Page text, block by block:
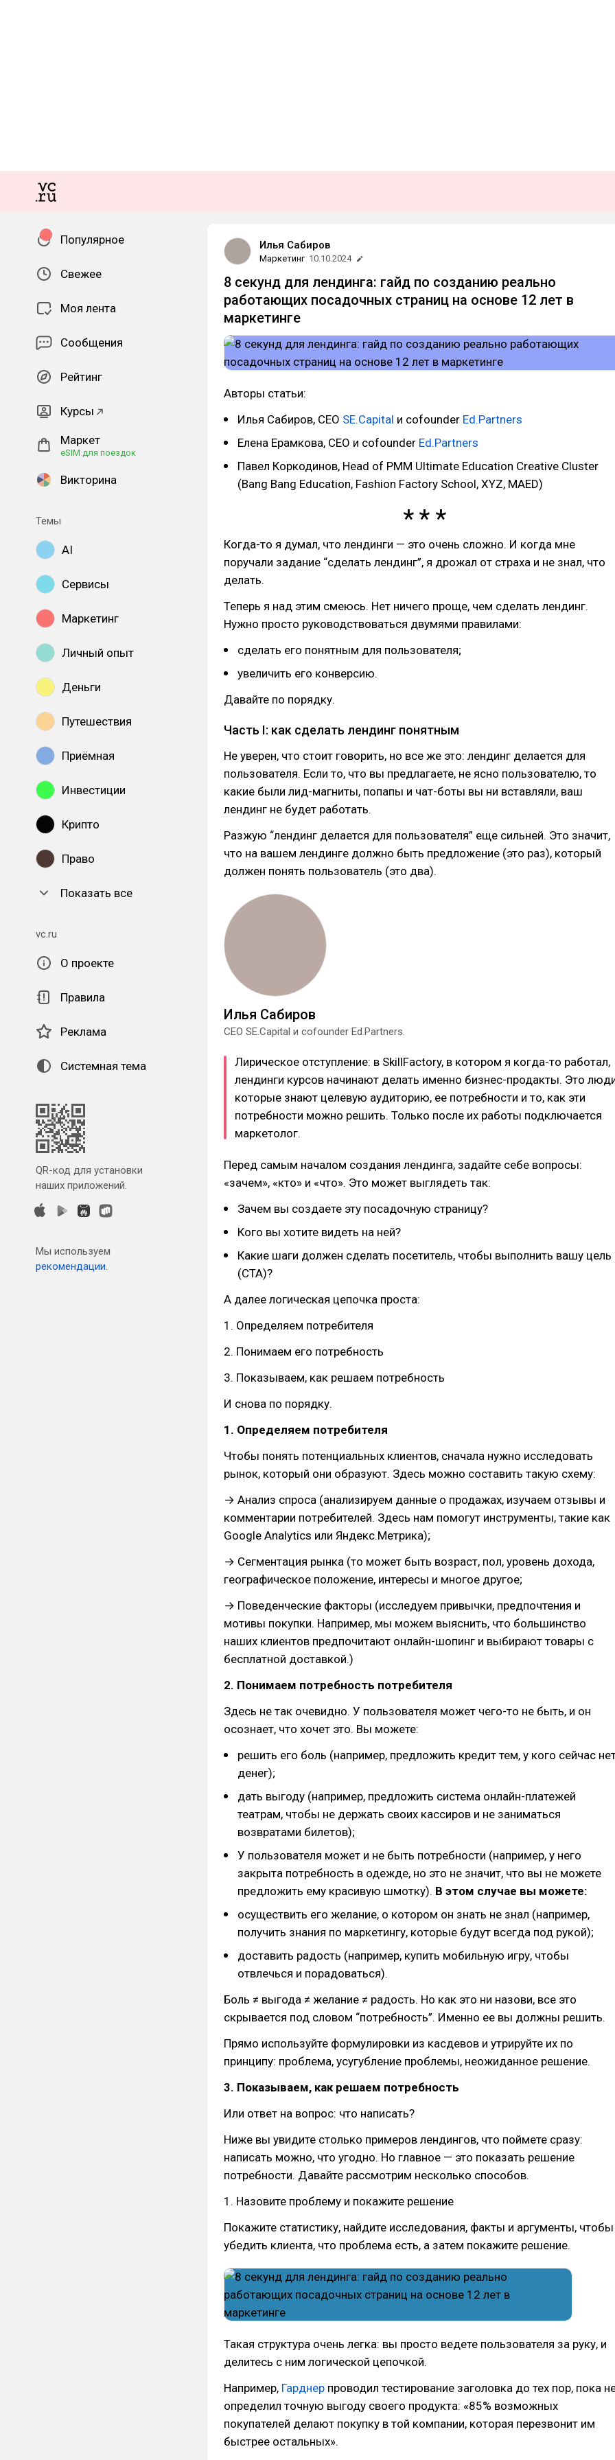
Популярное
Свежее
Моя лента
Сообщения
Рейтинг
Курсы
Маркет
eSIM для поездок
Викторина
Темы
AI
Сервисы
Маркетинг
Личный опыт
Деньги
Путешествия
Приёмная
Инвестиции
Крипто
Право
Показать все
vc.ru
О проекте
Правила
Реклама
Системная тема
QR-код для установки
наших приложений.
Мы используем
рекомендации.
Илья Сабиров
Маркетинг 10.10.2024
8 секунд для лендинга: гайд по созданию реально
работающих посадочных страниц на основе 12 лет в
маркетинге
Авторы статьи:
Илья Сабиров, CEO SE.Capital и cofounder Ed.Partners
Елена Ерамкова, CEO и cofounder Ed.Partners
Павел Коркодинов, Head of PMM Ultimate Education Creative Cluster
(Bang Bang Education, Fashion Factory School, XYZ, MAED)
Когда-то я думал, что лендинги — это очень сложно. И когда мне
поручали задание “сделать лендинг”, я дрожал от страха и не знал, что
делать.
Теперь я над этим смеюсь. Нет ничего проще, чем сделать лендинг.
Нужно просто руководствоваться двумями правилами:
сделать его понятным для пользователя;
увеличить его конверсию.
Давайте по порядку.
Часть I: как сделать лендинг понятным
Не уверен, что стоит говорить, но все же это: лендинг делается для
пользователя. Если то, что вы предлагаете, не ясно пользователю, то
какие были лид-магниты, попапы и чат-боты вы ни вставляли, ваш
лендинг не будет работать.
Разжую “лендинг делается для пользователя” еще сильней. Это значит,
что на вашем лендинге должно быть предложение (это раз), который
должен понять пользователь (это два).
Илья Сабиров
CEO SE.Capital и cofounder Ed.Partners.
Лирическое отступление: в SkillFactory, в котором я когда-то работал,
лендинги курсов начинают делать именно бизнес-продакты. Это
которые знают целевую аудиторию, ее потребности и то, как эти
потребности можно решить. Только после их работы подключается
маркетолог.
Перед самым началом создания лендинга, задайте себе вопросы:
«зачем», «кто» и «что». Это может выглядеть так:
Зачем вы создаете эту посадочную страницу?
Кого вы хотите видеть на ней?
Какие шаги должен сделать посетитель, чтобы выполнить вашу цель
(CTA)?
А далее логическая цепочка проста:
1. Определяем потребителя
2. Понимаем его потребность
3. Показываем, как решаем потребность
И снова по порядку.
1. Определяем потребителя
Чтобы понять потенциальных клиентов, сначала нужно исследовать
рынок, который они образуют. Здесь можно составить такую схему:
→ Анализ спроса (анализируем данные о продажах, изучаем отзывы и
комментарии потребителей. Здесь нам помогут инструменты, такие как
Google Analytics или Яндекс.Метрика);
→ Сегментация рынка (то может быть возраст, пол, уровень дохода,
географическое положение, интересы и многое другое;
→ Поведенческие факторы (исследуем привычки, предпочтения и
мотивы покупки. Например, мы можем выяснить, что большинство
наших клиентов предпочитают онлайн-шопинг и выбирают товары с
бесплатной доставкой.)
2. Понимаем потребность потребителя
Здесь не так очевидно. У пользователя может чего-то не быть, и он
осознает, что хочет это. Вы можете:
решить его боль (например, предложить кредит тем, у кого сейчас
денег);
дать выгоду (например, предложить система онлайн-платежей
театрам, чтобы не держать своих кассиров и не заниматься
возвратами билетов);
У пользователя может и не быть потребности (например, у него
закрыта потребность в одежде, но это не значит, что вы не можете
предложить ему красивую шмотку). В этом случае вы можете:
осуществить его желание, о котором он знать не знал (например,
получить знания по маркетингу, которые будут всегда под рукой);
доставить радость (например, купить мобильную игру, чтобы
отвлечься и порадоваться).
Боль ≠ выгода ≠ желание ≠ радость. Но как это ни назови, все это
скрывается под словом “потребность”. Именно ее вы должны решить.
Прямо используйте формулировки из касдевов и утрируйте их по
принципу: проблема, усугубление проблемы, неожиданное решение.
3. Показываем, как решаем потребность
Или ответ на вопрос: что написать?
Ниже вы увидите столько примеров лендингов, что поймете сразу:
написать можно, что угодно. Но главное — это показать решение
потребности. Давайте рассмотрим несколько способов.
1. Назовите проблему и покажите решение
Покажите статистику, найдите исследования, факты и аргументы, чтобы
убедить клиента, что проблема есть, а затем покажите решение.
Такая структура очень легка: вы просто ведете пользователя за руку, и
делитесь с ним логической цепочкой.
Например, Гарднер проводил тестирование заголовка до тех пор, пока
определил точную выгоду своего продукта: «85% возможных
покупателей делают покупку в той компании, которая перезвонит им
быстрее остальных».